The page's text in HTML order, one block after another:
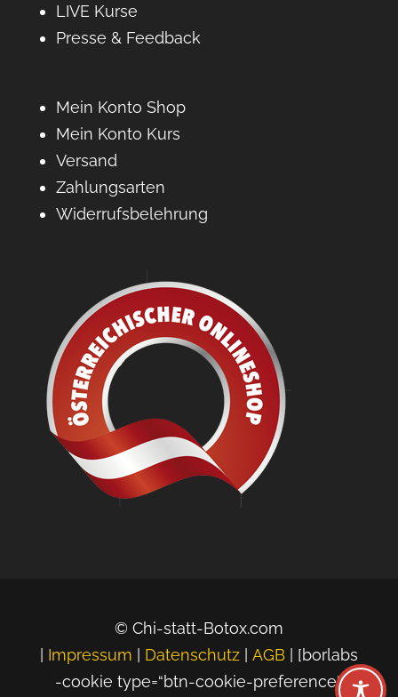
LIVE Kurse
Presse & Feedback
Mein Konto Shop
Mein Konto Kurs
Versand
Zahlungsarten
Widerrufsbelehrung
© Chi-statt-Botox.com
| Impressum | Datenschutz| AGB| [borlabs
-cookie type=“btn-cookie-preference“